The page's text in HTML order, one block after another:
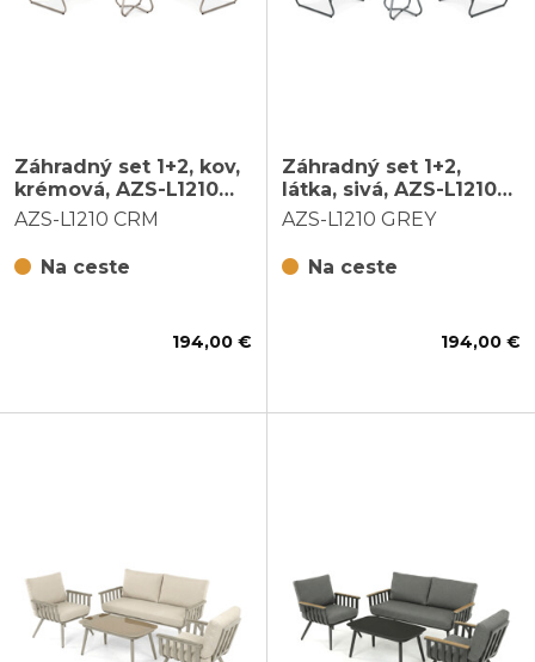
Záhradný set 1+2, kov,
krémová, AZS-L1210
CRM
AZS-L1210 CRM
Na ceste
194,00 €
Záhradný set 1+2,
látka, sivá, AZS-L1210
GREY
AZS-L1210 GREY
Na ceste
194,00 €